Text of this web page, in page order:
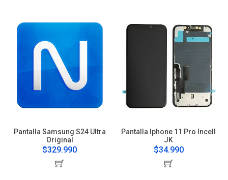
Pantalla Samsung S24 Ultra
Original
$329.990
Pantalla Iphone 11 Pro Incell
JK
$34.990